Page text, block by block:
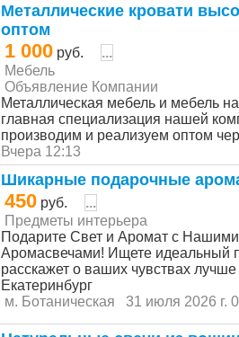
Металлические кровати
оптом
1 000 руб.
...
Мебель
Объявление Компании
Металлическая мебель и мебель
главная специализация нашей
производим и реализуем оптом
Вчера 12:13
Шикарные подарочные
450 руб.
...
Предметы интерьера
Подарите Свет и Аромат с
Аромасвечами! Ищете идеальный
расскажет о ваших чувствах
Екатеринбург
м. Ботаническая
31 июля 2026 г.